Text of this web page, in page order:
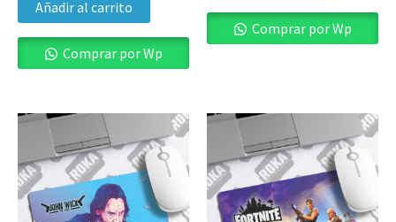
Añadir al carrito
Comprar por Wp
Comprar por Wp